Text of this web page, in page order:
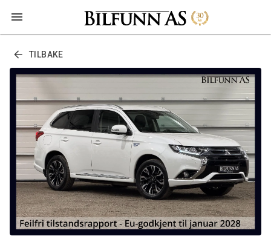
TILBAKE